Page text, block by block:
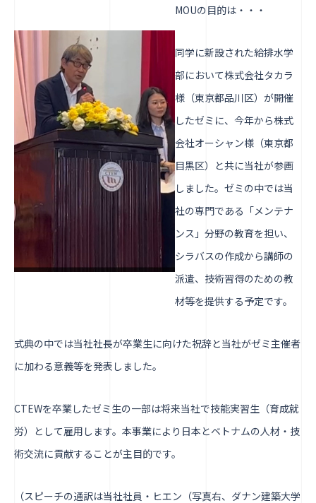
MOUの目的は・・・
同学に新設された給排水学
部において株式会社タカラ
様（東京都品川区）が開催
したゼミに、今年から株式
会社オーシャン様（東京都
目黒区）と共に当社が参画
しました。ゼミの中では当
社の専門である「メンテナ
ンス」分野の教育を担い、
シラバスの作成から講師の
派遣、技術習得のための教
材等を提供する予定です。
式典の中では当社社長が卒業生に向けた祝辞と当社がゼミ主催者
に加わる意義等を発表しました。
CTEWを卒業したゼミ生の一部は将来当社で技能実習生（育成就
労）として雇用します。本事業により日本とベトナムの人材・技
術交流に貢献することが主目的です。
（スピーチの通訳は当社社員・ヒエン（写真右、ダナン建築大学